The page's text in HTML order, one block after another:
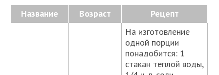
Название Возраст Рецепт
На изготовление
одной порции
понадобится: 1
стакан теплой воды,